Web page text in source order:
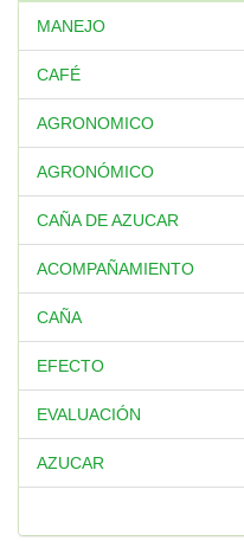
MANEJO
CAFÉ
AGRONOMICO
AGRONÓMICO
CAÑA DE AZUCAR
ACOMPAÑAMIENTO
CAÑA
EFECTO
EVALUACIÓN
AZUCAR